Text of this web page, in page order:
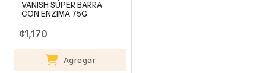
VANISH SÚPER BARRA
CON ENZIMA 75G
¢1,170
Agregar